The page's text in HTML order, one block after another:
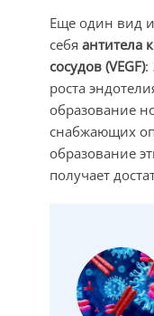
Еще один вид
себя антитела
сосудов (VEGF):
роста
образование
снабжающих
образование
получает